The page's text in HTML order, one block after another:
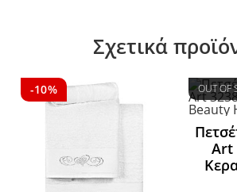
Σχετικά
-10% OUT OF
Art